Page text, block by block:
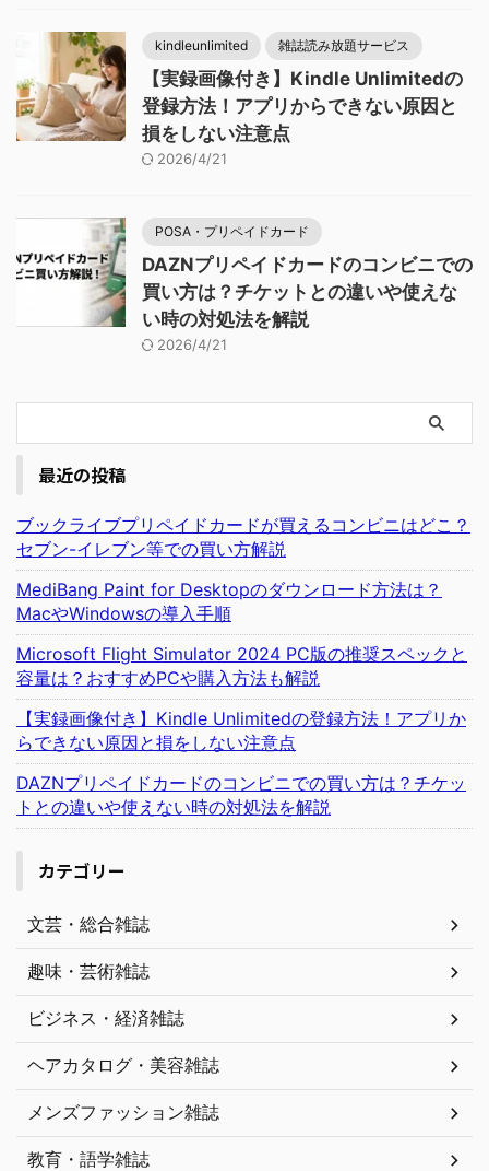
kindleunlimited 雑誌読み放題サービス
【実録画像付き】Kindle Unlimitedの
登録方法！アプリからできない原因と
損をしない注意点
2026/4/21
POSA・プリペイドカード
DAZNプリペイドカードのコンビニでの
買い方は？チケットとの違いや使えな
い時の対処法を解説
2026/4/21
最近の投稿
ブックライブプリペイドカードが買えるコンビニはどこ？
セブン-イレブン等での買い方解説
MediBang Paint for Desktopのダウンロード方法は？
MacやWindowsの導入手順
Microsoft Flight Simulator 2024 PC版の推奨スペックと
容量は？おすすめPCや購入方法も解説
【実録画像付き】Kindle Unlimitedの登録方法！アプリか
らできない原因と損をしない注意点
DAZNプリペイドカードのコンビニでの買い方は？チケッ
トとの違いや使えない時の対処法を解説
カテゴリー
文芸・総合雑誌
趣味・芸術雑誌
ビジネス・経済雑誌
ヘアカタログ・美容雑誌
メンズファッション雑誌
教育・語学雑誌